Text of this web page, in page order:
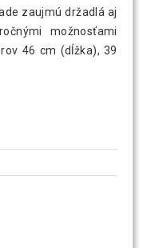
zaujmú držadlá aj
možnosťami
46 cm (dĺžka), 39